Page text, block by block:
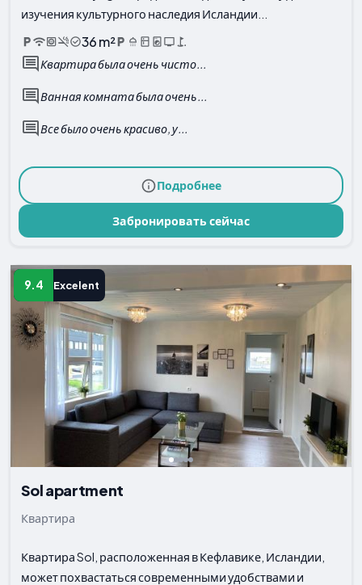
изучения культурного наследия Исландии...
36 m²
Квартира была очень чисто...
Ванная комната была очень...
Все было очень красиво, у...
Подробнее
Забронировать сейчас
9.4 Excelent
Sol apartment
Квартира
Квартира Sol, расположенная в Кефлавике, Исландии,
может похвастаться современными удобствами и